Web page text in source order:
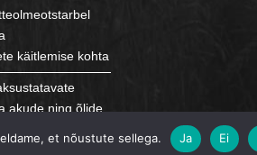
käitlemise kohta
akude ning õlide
et nõustute sellega. Ja Ei